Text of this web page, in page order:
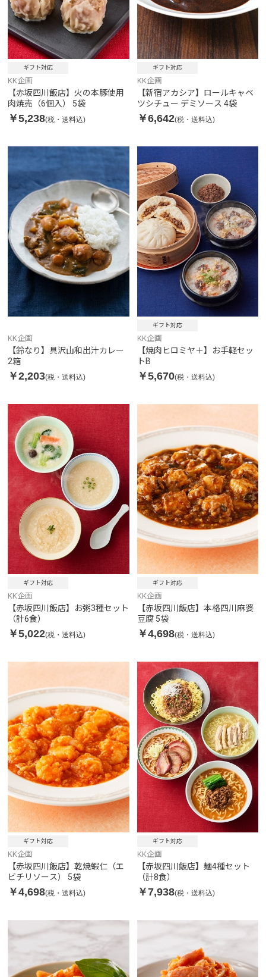
ギフト対応
KK企画
【赤坂四川飯店】火の本豚使用
肉焼売（6個入） 5袋
￥5,238(税・送料込)
ギフト対応
KK企画
【新宿アカシア】ロールキャベ
ツシチュー デミソース 4袋
￥6,642(税・送料込)
KK企画
【鈴なり】具沢山和出汁カレー
2箱
￥2,203(税・送料込)
ギフト対応
KK企画
【焼肉ヒロミヤ＋】お手軽セッ
トB
￥5,670(税・送料込)
ギフト対応
KK企画
【赤坂四川飯店】お粥3種セット
（計6食）
￥5,022(税・送料込)
ギフト対応
KK企画
【赤坂四川飯店】本格四川麻婆
豆腐 5袋
￥4,698(税・送料込)
ギフト対応
KK企画
【赤坂四川飯店】乾焼蝦仁（エ
ビチリソース） 5袋
￥4,698(税・送料込)
ギフト対応
KK企画
【赤坂四川飯店】麺4種セット
（計8食）
￥7,938(税・送料込)